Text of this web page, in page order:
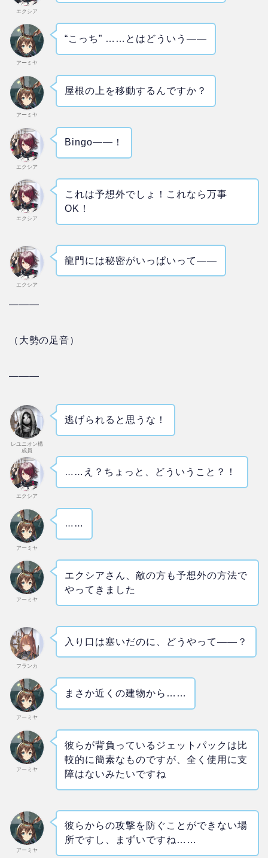
エクシア
アーミヤ
“こっち” ……とはどういう――
アーミヤ
屋根の上を移動するんですか？
エクシア
Bingo――！
エクシア
これは予想外でしょ！これなら万事
OK！
エクシア
龍門には秘密がいっぱいって――
―――
（大勢の足音）
―――
レユニオン構
成員
逃げられると思うな！
エクシア
…… え？ちょっと、どういうこと？！
アーミヤ
……
アーミヤ
エクシアさん、敵の方も予想外の方法で
やってきました
フランカ
入り口は塞いだのに、どうやって――？
アーミヤ
まさか近くの建物から……
アーミヤ
彼らが背負っているジェットパックは比
較的に簡素なものですが、全く使用に支
障はないみたいですね
アーミヤ
彼らからの攻撃を防ぐことができない場
所ですし、まずいですね……